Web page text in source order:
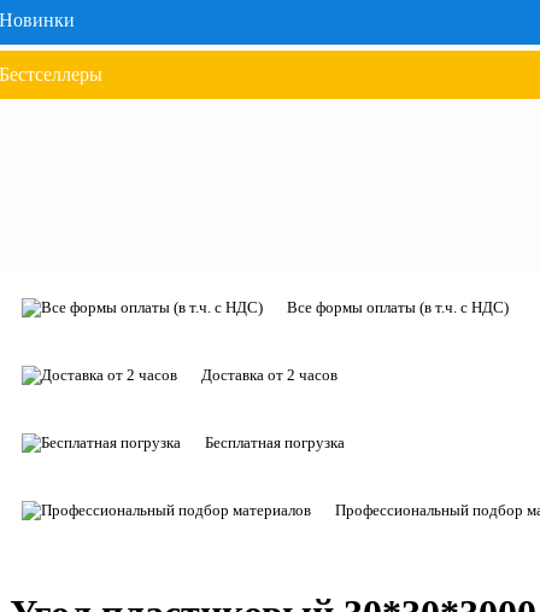
Новинки
Бестселлеры
Все формы оплаты (в т.ч. с НДС)
Доставка от 2 часов
Бесплатная погрузка
Профессиональный подбор